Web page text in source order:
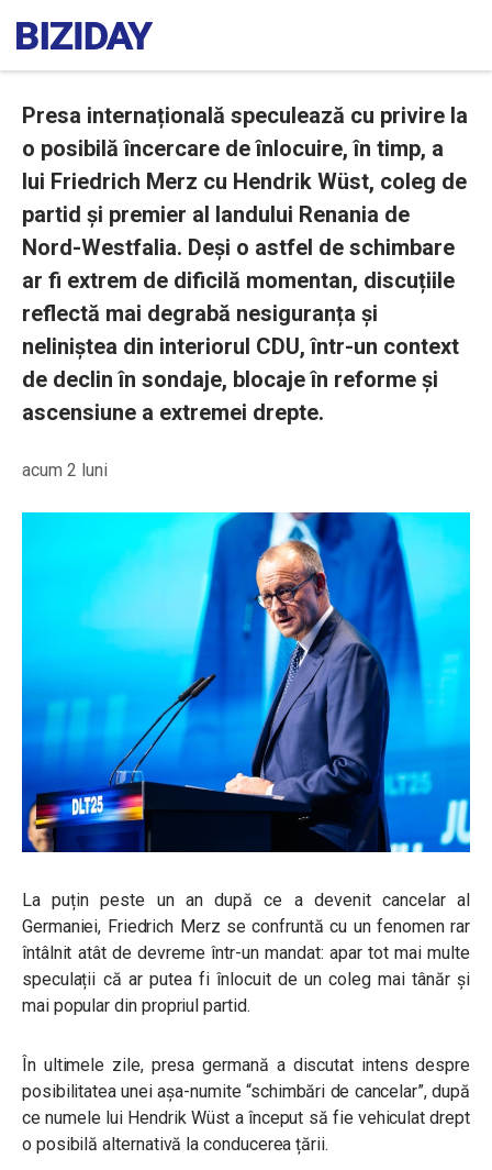
Presa internațională speculează cu privire la
o posibilă încercare de înlocuire, în timp, a
lui Friedrich Merz cu Hendrik Wüst, coleg de
partid și premier al landului Renania de
Nord-Westfalia. Deși o astfel de schimbare
ar fi extrem de dificilă momentan, discuțiile
reflectă mai degrabă nesiguranța și
neliniștea din interiorul CDU, într-un context
de declin în sondaje, blocaje în reforme și
ascensiune a extremei drepte.
acum 2 luni
La puțin peste un an după ce a devenit cancelar al
Germaniei, Friedrich Merz se confruntă cu un fenomen rar
întâlnit atât de devreme într-un mandat: apar tot mai multe
speculații că ar putea fi înlocuit de un coleg mai tânăr și
mai popular din propriul partid.
În ultimele zile, presa germană a discutat intens despre
posibilitatea unei așa-numite “schimbări de cancelar”, după
ce numele lui Hendrik Wüst a început să fie vehiculat drept
o posibilă alternativă la conducerea țării.